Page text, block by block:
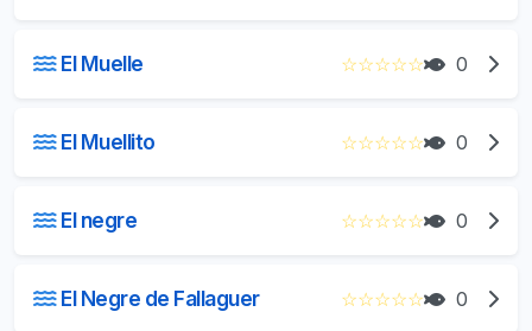
El Muelle ☆☆☆☆☆ 0
El Muellito ☆☆☆☆☆ 0
El negre ☆☆☆☆☆ 0
El Negre de Fallaguer ☆☆☆☆☆ 0